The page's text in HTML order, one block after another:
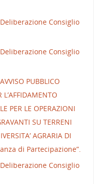
Consiglio
Consiglio
PUBBLICO
PER LE OPERAZIONI
SU TERRENI
AGRARIA DI
di Partecipazione”.
Consiglio